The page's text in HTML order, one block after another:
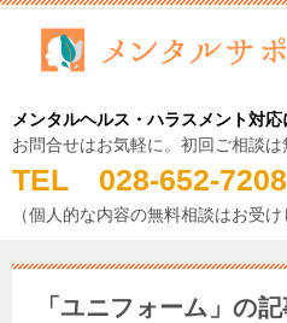
メンタルヘルス・ハラスメント対応
お問合せはお気軽に。初回ご相談は
TEL 028-652-
（個人的な内容の無料相談はお受け
「ユニフォーム」の